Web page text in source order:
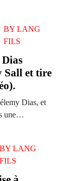
BY LANG
FILS
Sall et tire
Dias, et
une…
BY LANG
FILS